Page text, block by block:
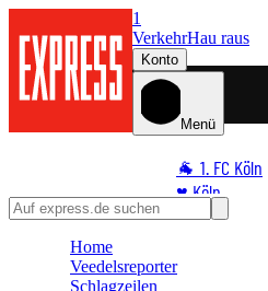
1
VerkehrHau raus
Konto
Menü
🐐 1. FC Köln
♥️ Köln
⭐ Promi
🛒
Home
Veedelsreporter
Schlagzeilen